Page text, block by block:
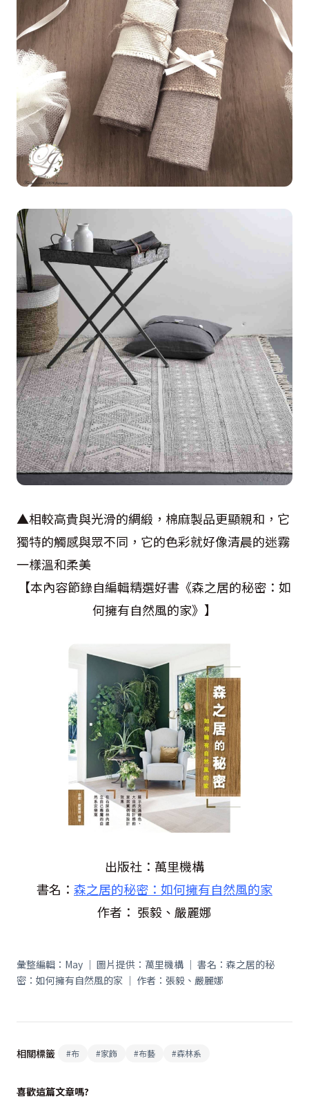
▲相較高貴與光滑的綢緞，棉麻製品更顯親和，它
獨特的觸感與眾不同，它的色彩就好像清晨的迷霧
一樣溫和柔美
【本內容節錄自編輯精選好書《森之居的秘密：如
何擁有自然風的家》】
出版社：萬里機構
書名： 森之居的秘密：如何擁有自然風的家
作者： 張毅、嚴麗娜
彙整編輯：May ｜ 圖片提供：萬里機構 ｜ 書名：森之居的秘
密：如何擁有自然風的家 ｜ 作者：張毅、嚴麗娜
相關標籤 #布 #家飾 #布藝 #森林系
喜歡這篇文章嗎?